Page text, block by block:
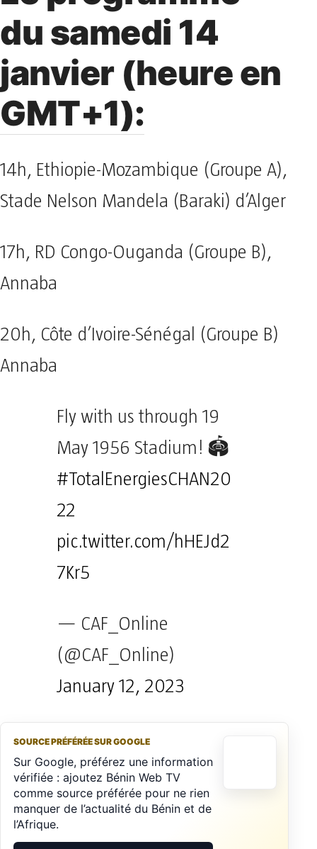
du samedi 14
janvier (heure en
GMT+1):
14h, Ethiopie-Mozambique (Groupe A),
Stade Nelson Mandela (Baraki) d’Alger
17h, RD Congo-Ouganda (Groupe B),
Annaba
20h, Côte d’Ivoire-Sénégal (Groupe B)
Annaba
Fly with us through 19
May 1956 Stadium! 🏟️
#TotalEnergiesCHAN20
22
pic.twitter.com/hHEJd2
7Kr5
— CAF_Online
(@CAF_Online)
January 12, 2023
SOURCE PRÉFÉRÉE SUR GOOGLE
Sur Google, préférez une information
vérifiée : ajoutez Bénin Web TV
comme source préférée pour ne rien
manquer de l’actualité du Bénin et de
l’Afrique.